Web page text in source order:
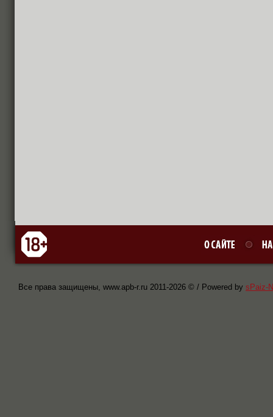
Все права защищены, www.apb-r.ru 2011-2026 © / Powered by sPaiz-